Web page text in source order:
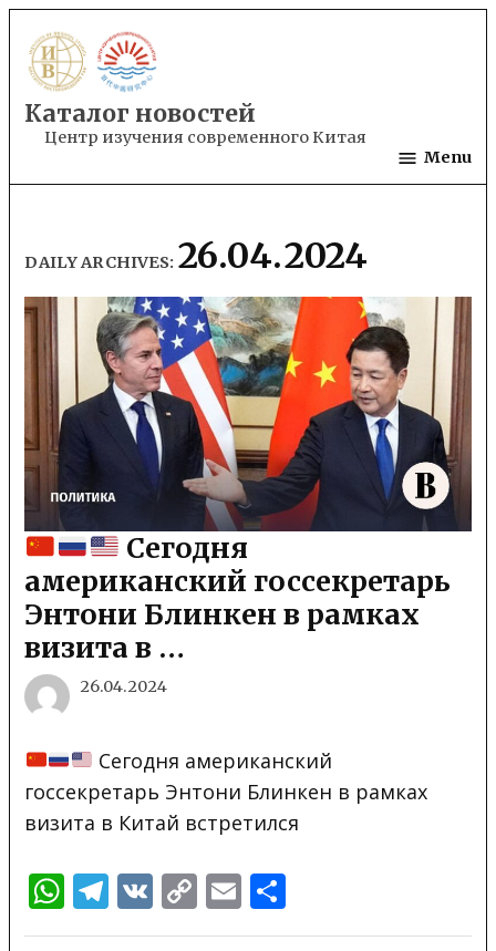
to
content
Каталог новостей
Центр изучения современного Китая
Menu
DAILY ARCHIVES: 26.04.2024
Сегодня
американский госсекретарь
Энтони Блинкен в рамках
визита в …
26.04.2024
Сегодня американский
госсекретарь Энтони Блинкен в рамках
визита в Китай встретился
WhatsApp
Telegram
VKCopy
Link
Email